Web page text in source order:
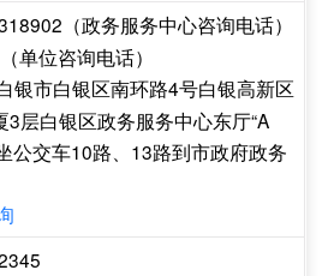
（政务服务中心咨询电话）
单位咨询电话）
银市白银区南环路4号白银高新区
3层白银区政务服务中心东厅“A
公交车10路、13路到市政府政务